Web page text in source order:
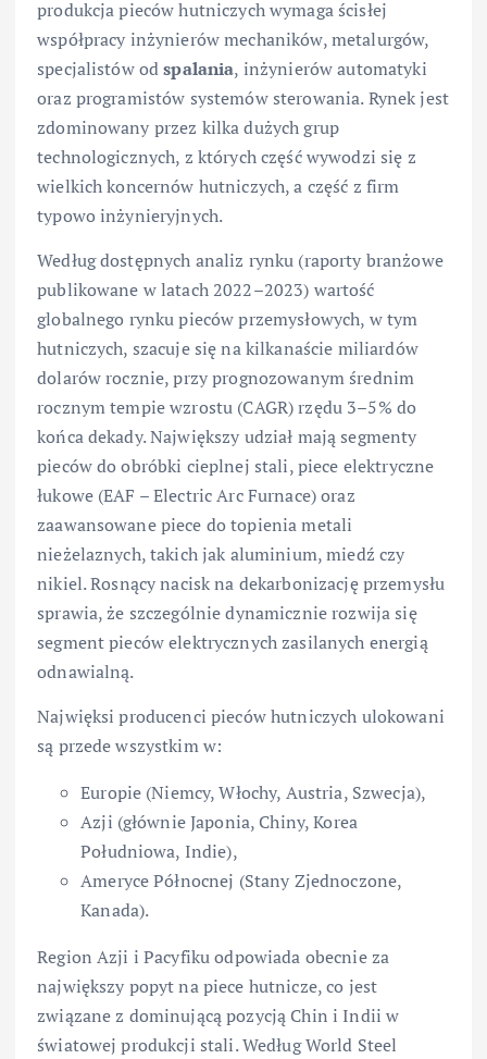
produkcja pieców hutniczych wymaga ścisłej
współpracy inżynierów mechaników, metalurgów,
specjalistów odspalania, inżynierów automatyki
oraz programistów systemów sterowania. Rynek jest
zdominowany przez kilka dużych grup
technologicznych, z których część wywodzi się z
wielkich koncernów hutniczych, a część z firm
typowo inżynieryjnych.
Według dostępnych analiz rynku (raporty branżowe
publikowane w latach 2022–2023) wartość
globalnego rynku pieców przemysłowych, w tym
hutniczych, szacuje się na kilkanaście miliardów
dolarów rocznie, przy prognozowanym średnim
rocznym tempie wzrostu (CAGR) rzędu 3–5% do
końca dekady. Największy udział mają segmenty
pieców do obróbki cieplnej stali, piece elektryczne
łukowe (EAF – Electric Arc Furnace) oraz
zaawansowane piece do topienia metali
nieżelaznych, takich jak aluminium, miedź czy
nikiel. Rosnący nacisk na dekarbonizację przemysłu
sprawia, że szczególnie dynamicznie rozwija się
segment pieców elektrycznych zasilanych energią
odnawialną.
Najwięksi producenci pieców hutniczych ulokowani
są przede wszystkim w:
Europie (Niemcy, Włochy, Austria, Szwecja),
Azji (głównie Japonia, Chiny, Korea
Południowa, Indie),
Ameryce Północnej (Stany Zjednoczone,
Kanada).
Region Azji i Pacyfiku odpowiada obecnie za
największy popyt na piece hutnicze, co jest
związane z dominującą pozycją Chin i Indii w
światowej produkcji stali. Według World Steel